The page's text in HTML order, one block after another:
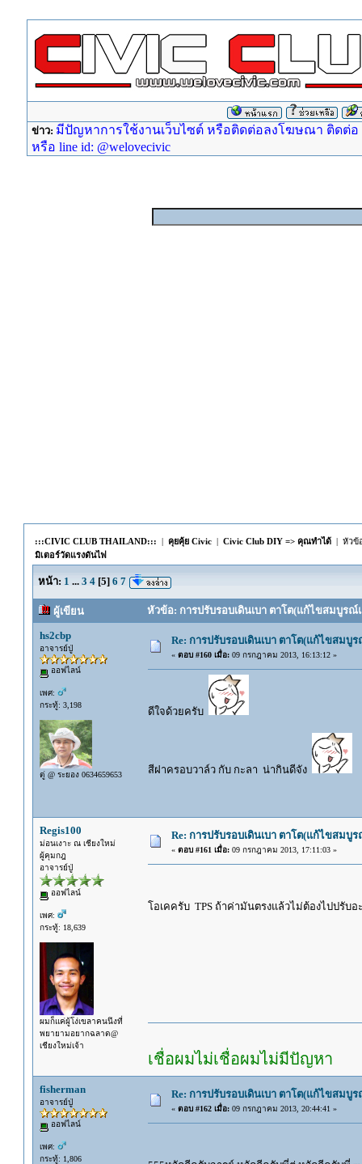
ข่าว: มีปัญหาการใช้งานเว็บไซต์ หรือติดต่อลงโฆษณา ติดต่อ
หรือ line id: @welovecivic
:::CIVIC CLUB THAILAND::: | คุยคุ้ย Civic| Civic Club DIY => คุณทำได้| หัวข้
มิเตอร์วัดแรงดันไฟ
หน้า: 1 ... 3 4[5] 6 7
ผู้เขียน หัวข้อ: การปรับรอบเดินเบา ตาโต(แก้ไขสมบูรณ์
hs2cbp
อาจารย์ปู่
ออฟไลน์
เพศ:
กระทู้: 3,198
ตู่ @ ระยอง 0634659653
Re: การปรับรอบเดินเบา ตาโต(แก้ไขสมบู
« ตอบ #160 เมื่อ:09 กรกฎาคม 2013, 16:13:12 »
ดีใจด้วยครับ
สีฝาครอบวาล์ว กับ กะลา น่ากินดีจัง
Regis100
ม่อนเงาะ ณ เชียงใหม่
ผู้คุมกฎ
อาจารย์ปู่
ออฟไลน์
เพศ:
กระทู้: 18,639
ผมก็แค่ผู้โง่เขลาคนนึงที่
พยายามอยากฉลาด@
เชียงใหม่เจ้า
Re: การปรับรอบเดินเบา ตาโต(แก้ไขสมบู
« ตอบ #161 เมื่อ:09 กรกฎาคม 2013, 17:11:03 »
โอเคครับ TPS ถ้าค่ามันตรงแล้วไม่ต้องไปปรับ
เชื่อผมไม่เชื่อผมไม่มีปัญหา
fisherman
อาจารย์ปู่
ออฟไลน์
เพศ:
กระทู้: 1,806
Re: การปรับรอบเดินเบา ตาโต(แก้ไขสมบู
« ตอบ #162 เมื่อ:09 กรกฎาคม 2013, 20:44:41 »